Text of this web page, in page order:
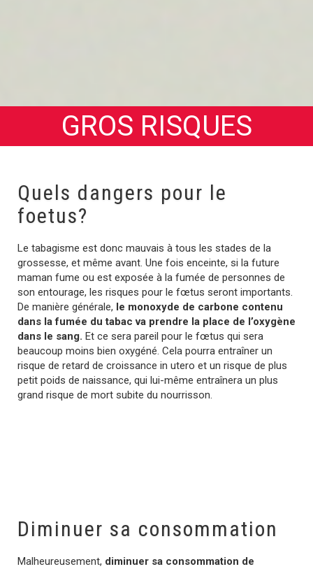
GROS RISQUES
Quels dangers pour le
foetus?
Le tabagisme est donc mauvais à tous les stades de la
grossesse, et même avant. Une fois enceinte, si la future
maman fume ou est exposée à la fumée de personnes de
son entourage, les risques pour le fœtus seront importants.
De manière générale, le monoxyde de carbone contenu
dans la fumée du tabac va prendre la place de l’oxygène
dans le sang. Et ce sera pareil pour le fœtus qui sera
beaucoup moins bien oxygéné. Cela pourra entraîner un
risque de retard de croissance in utero et un risque de plus
petit poids de naissance, qui lui-même entraînera un plus
grand risque de mort subite du nourrisson.
Diminuer sa consommation
Malheureusement, diminuer sa consommation de